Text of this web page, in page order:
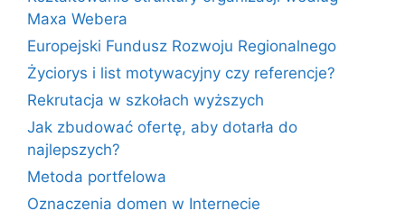
Maxa Webera
Europejski Fundusz Rozwoju Regionalnego
Życiorys i list motywacyjny czy referencje?
Rekrutacja w szkołach wyższych
Jak zbudować ofertę, aby dotarła do
najlepszych?
Metoda portfelowa
Oznaczenia domen w Internecie